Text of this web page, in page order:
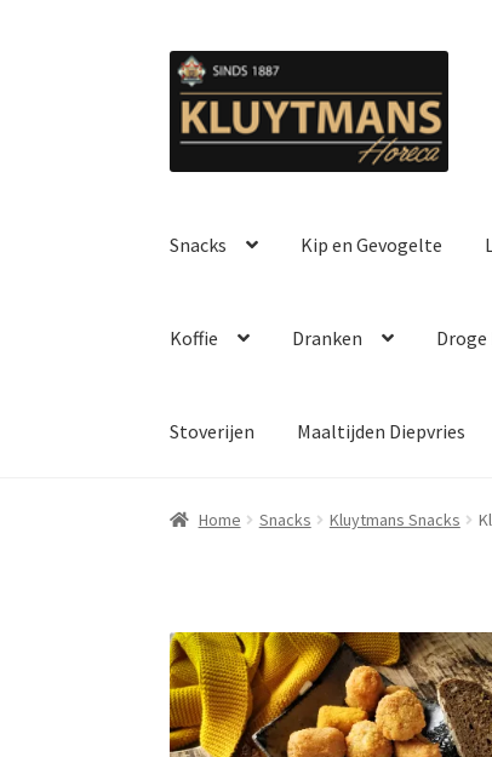
Ga
door
naar
Ga
naar
de
Snacks Kip en Gevogelte
Koffie Dranken
Stoverijen Maaltijden Diepvries
Home Snacks Kluytmans Snacks